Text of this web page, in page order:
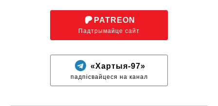
PATREON
Падтрымайце сайт
«Хартыя-97»
падпісвайцеся на канал